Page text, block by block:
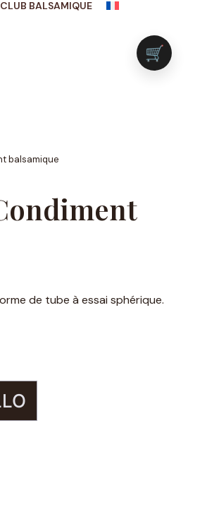
CLUB BALSAMIQUE
balsamique
de tube à essai sphérique.
🛒